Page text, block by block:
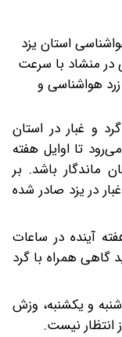
استان یزد
در منشاد با سرعت
هواشناسی و
و غبار در استان
تا اوایل هفته
ماندگار باشد. بر
در یزد صادر شده
آینده در ساعات
گاهی همراه با گرد
و یکشنبه، وزش
انتظار نیست.